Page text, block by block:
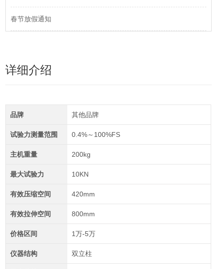
春节放假通知
详细介绍
品牌 其他品牌
试验力测量范围 0.4%～100%FS
主机重量 200kg
最大试验力 10KN
有效压缩空间 420mm
有效拉伸空间 800mm
价格区间 1万-5万
仪器结构 双立柱